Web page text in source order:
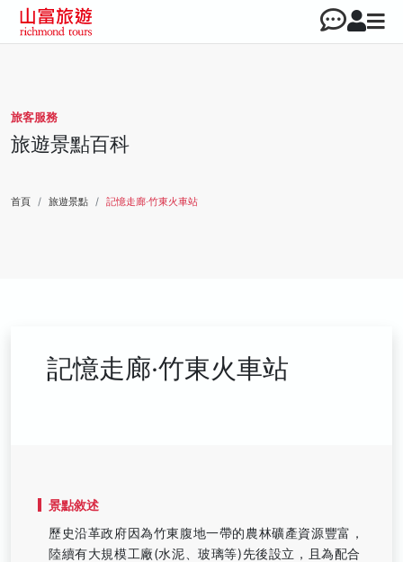
旅客服務
旅遊景點百科
首頁 旅遊景點 記憶走廊‧竹東火車站
記憶走廊‧竹東火車站
景點敘述
歷史沿革政府因為竹東腹地一帶的農林礦產資源豐富，
陸續有大規模工廠(水泥、玻璃等)先後設立，且為配合